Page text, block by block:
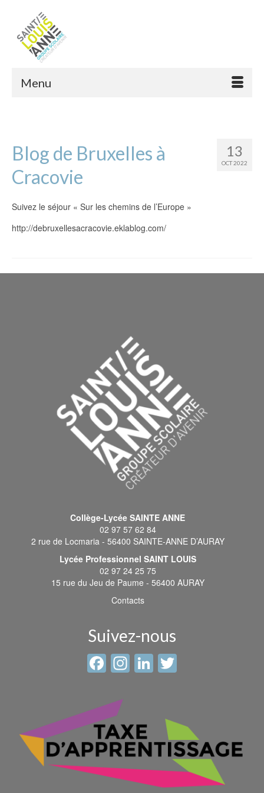
Menu
13
OCT 2022
Blog de Bruxelles à
Cracovie
Suivez le séjour « Sur les chemins de l’Europe »
http://debruxellesacracovie.eklablog.com/
Collège-Lycée SAINTE ANNE
02 97 57 62 84
2 rue de Locmaria - 56400 SAINTE-ANNE D’AURAY
Lycée Professionnel SAINT LOUIS
02 97 24 25 75
15 rue du Jeu de Paume - 56400 AURAY
Contacts
Suivez-nous
Facebook
Instagram
LinkedIn